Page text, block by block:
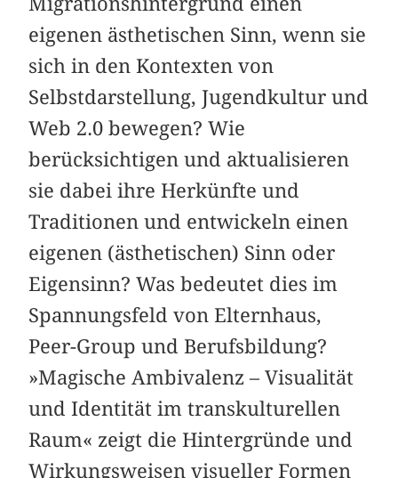
eigenen ästhetischen Sinn, wenn sie
sich in den Kontexten von
Selbstdarstellung, Jugendkultur und
Web 2.0 bewegen? Wie
berücksichtigen und aktualisieren
sie dabei ihre Herkünfte und
Traditionen und entwickeln einen
eigenen (ästhetischen) Sinn oder
Eigensinn? Was bedeutet dies im
Spannungsfeld von Elternhaus,
Peer-Group und Berufsbildung?
»Magische Ambivalenz – Visualität
und Identität im transkulturellen
Raum« zeigt die Hintergründe und
Wirkungsweisen visueller Formen